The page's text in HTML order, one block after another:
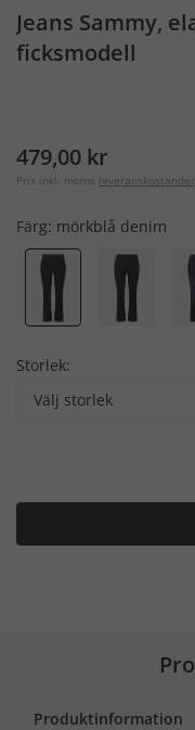
Jeans Sammy,
ficksmodell
479,00 kr
Pris inkl. moms leveranskostander
Färg: mörkblå denim
Storlek:
Välj storlek
Produktinformation